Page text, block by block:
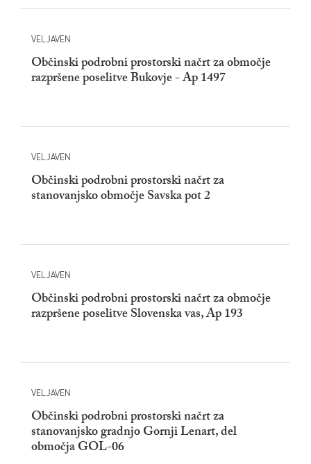
VELJAVEN
Občinski podrobni prostorski načrt za območje
razpršene poselitve Bukovje - Ap 1497
VELJAVEN
Občinski podrobni prostorski načrt za
stanovanjsko območje Savska pot 2
VELJAVEN
Občinski podrobni prostorski načrt za območje
razpršene poselitve Slovenska vas, Ap 193
VELJAVEN
Občinski podrobni prostorski načrt za
stanovanjsko gradnjo Gornji Lenart, del
območja GOL-06